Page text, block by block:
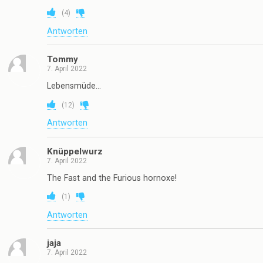
(4)
Antworten
Tommy
7. April 2022
Lebensmüde…
(12)
Antworten
Knüppelwurz
7. April 2022
The Fast and the Furious hornoxe!
(1 )
Antworten
jaja
7. April 2022